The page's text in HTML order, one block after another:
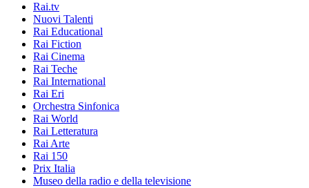
Rai.tv
Nuovi Talenti
Rai Educational
Rai Fiction
Rai Cinema
Rai Teche
Rai International
Rai Eri
Orchestra Sinfonica
Rai World
Rai Letteratura
Rai Arte
Rai 150
Prix Italia
Museo della radio e della televisione